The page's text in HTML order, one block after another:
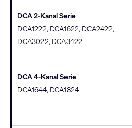
DCA 2-Kanal Serie
DCA1222, DCA1622, DCA2422,
DCA3022, DCA3422
DCA 4-Kanal Serie
DCA1644, DCA1824